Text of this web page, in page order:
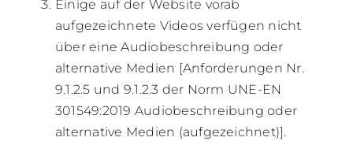
Einige auf der Website vorab
aufgezeichnete Videos verfügen nicht
über eine Audiobeschreibung oder
alternative Medien [Anforderungen Nr.
9.1.2.5 und 9.1.2.3 der Norm UNE-EN
301549:2019 Audiobeschreibung oder
alternative Medien (aufgezeichnet)].